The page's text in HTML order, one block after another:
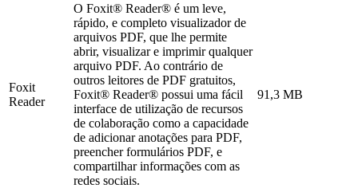
Foxit
Reader
O Foxit® Reader® é um leve,
rápido, e completo visualizador de
arquivos PDF, que lhe permite
abrir, visualizar e imprimir qualquer
arquivo PDF. Ao contrário de
outros leitores de PDF gratuitos,
Foxit® Reader® possui uma fácil
interface de utilização de recursos
de colaboração como a capacidade
de adicionar anotações para PDF,
preencher formulários PDF, e
compartilhar informações com as
redes sociais.
91,3 MB